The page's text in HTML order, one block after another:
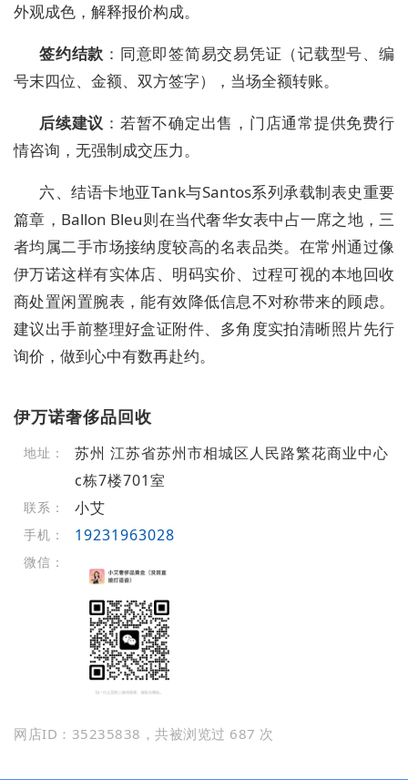
外观成色，解释报价构成。
签约结款 ：同意即签简易交易凭证（记载型号、编
号末四位、金额、双方签字），当场全额转账。
后续建议 ：若暂不确定出售，门店通常提供免费行
情咨询，无强制成交压力。
六、结语卡地亚Tank与Santos系列承载制表史重要
篇章，Ballon Bleu则在当代奢华女表中占一席之地，三
者均属二手市场接纳度较高的名表品类。在常州通过像
伊万诺这样有实体店、明码实价、过程可视的本地回收
商处置闲置腕表，能有效降低信息不对称带来的顾虑。
建议出手前整理好盒证附件、多角度实拍清晰照片先行
询价，做到心中有数再赴约。
伊万诺奢侈品回收
地址：
苏州 江苏省苏州市相城区人民路繁花商业中心
c栋7楼701室
联系： 小艾
手机： 19231963028
微信：
网店ID：35235838，共被浏览过 687 次